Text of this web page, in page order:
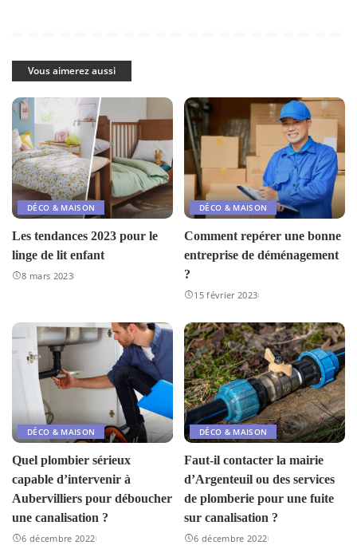
Vous aimerez aussi
DÉCO & MAISON
Les tendances 2023 pour le
linge de lit enfant
8 mars 2023
DÉCO & MAISON
Comment repérer une bonne
entreprise de déménagement
?
15 février 2023
DÉCO & MAISON
Quel plombier sérieux
capable d’intervenir à
Aubervilliers pour déboucher
une canalisation ?
6 décembre 2022
DÉCO & MAISON
Faut-il contacter la mairie
d’Argenteuil ou des services
de plomberie pour une fuite
sur canalisation ?
6 décembre 2022